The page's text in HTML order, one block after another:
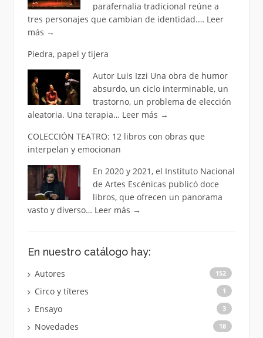
parafernalia tradicional reúne a
tres personajes que cambian de identidad.… Leer
más →
Piedra, papel y tijera
Autor Luis Izzi Una obra de humor
absurdo, un ciclo interminable, un
trastorno, un problema de elección
aleatoria. Una terapia… Leer más →
COLECCIÓN TEATRO: 12 libros con obras que
interpelan y emocionan
En 2020 y 2021, el Instituto Nacional
de Artes Escénicas publicó doce
libros, que ofrecen un panorama
vasto y diverso… Leer más →
En nuestro catálogo hay:
Autores 152
Circo y títeres 1
Ensayo 3
Novedades 18